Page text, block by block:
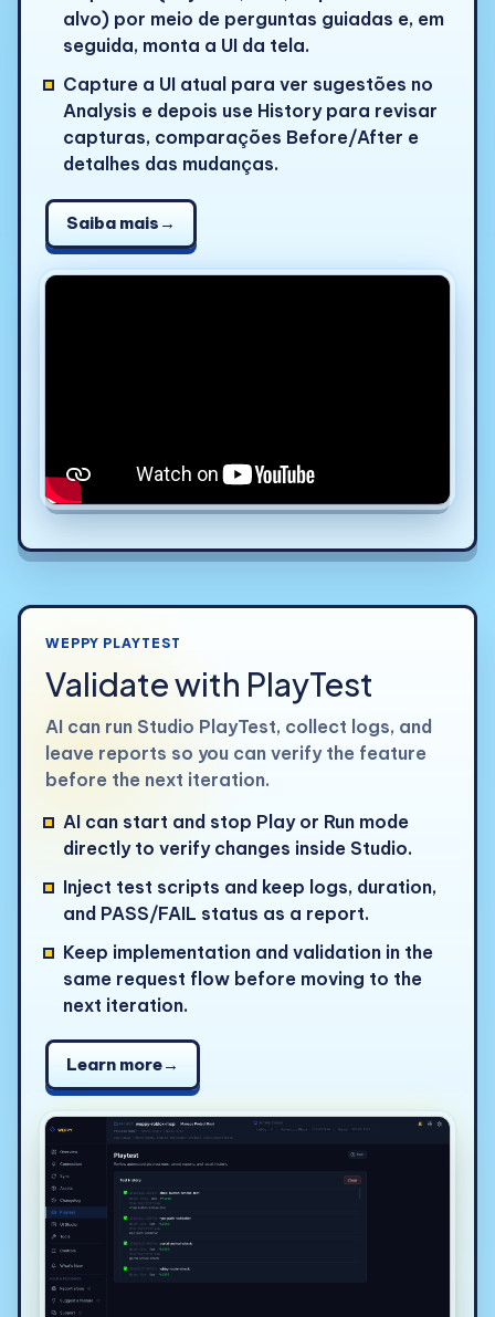
alvo) por meio de perguntas guiadas e, em
seguida, monta a UI da tela.
Capture a UI atual para ver sugestões no
Analysis e depois use History para revisar
capturas, comparações Before/After e
detalhes das mudanças.
Saiba mais →
WEPPY PLAYTEST
Validate with PlayTest
AI can run Studio PlayTest, collect logs, and
leave reports so you can verify the feature
before the next iteration.
AI can start and stop Play or Run mode
directly to verify changes inside Studio.
Inject test scripts and keep logs, duration,
and PASS/FAIL status as a report.
Keep implementation and validation in the
same request flow before moving to the
next iteration.
Learn more→